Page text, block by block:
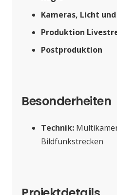
Kameras, Licht
Produktion
Postproduktion
Besonderheiten
Technik:
Bildfunkstrecken